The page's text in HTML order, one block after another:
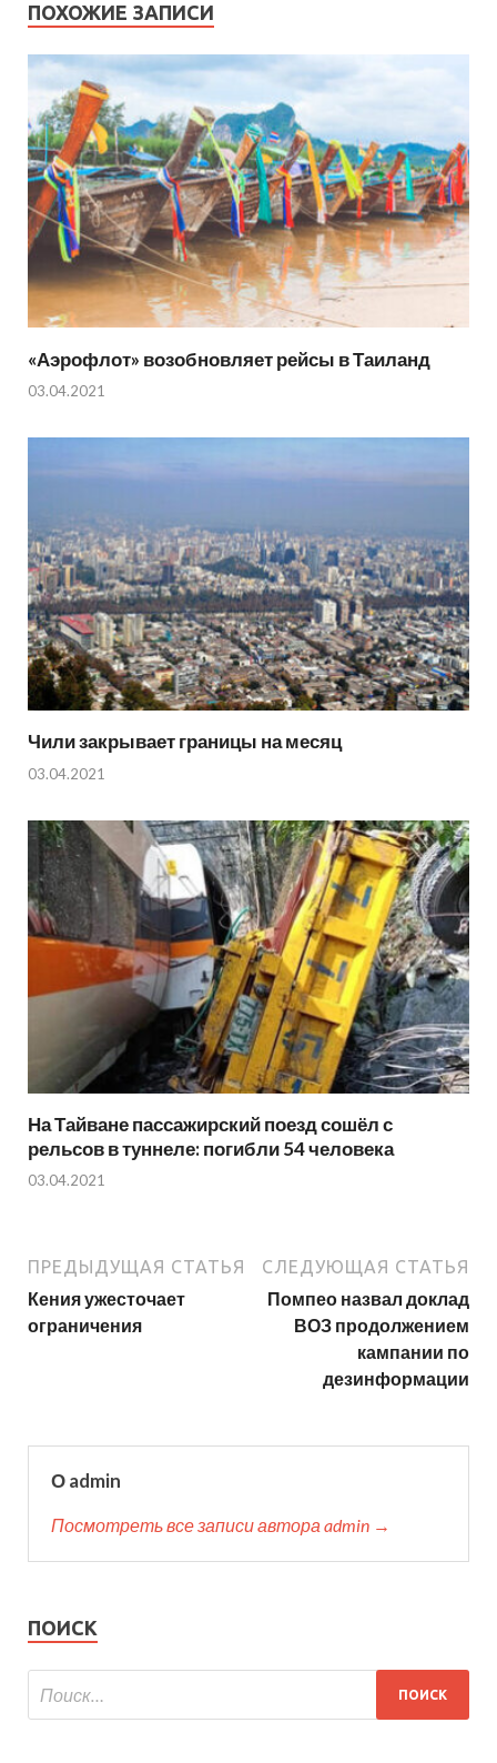
ПОХОЖИЕ ЗАПИСИ
«Аэрофлот» возобновляет рейсы в Таиланд
03.04.2021
Чили закрывает границы на месяц
03.04.2021
На Тайване пассажирский поезд сошёл с
рельсов в туннеле: погибли 54 человека
03.04.2021
ПРЕДЫДУЩАЯ СТАТЬЯ
Кения ужесточает
ограничения
СЛЕДУЮЩАЯ СТАТЬЯ
Помпео назвал доклад
ВОЗ продолжением
кампании по
дезинформации
О admin
Посмотреть все записи автора admin →
ПОИСК